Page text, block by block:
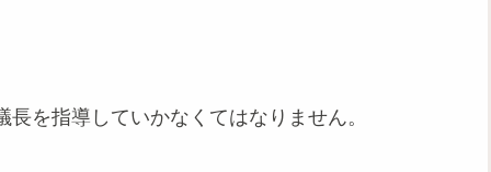
を指導していかなくてはなりません。